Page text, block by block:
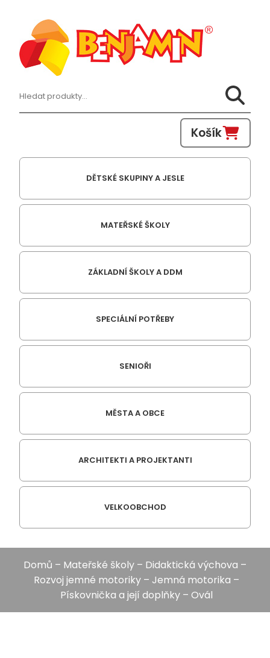
Hledat:
Košík
DĚTSKÉ SKUPINY A JESLE
MATEŘSKÉ ŠKOLY
ZÁKLADNÍ ŠKOLY A DDM
SPECIÁLNÍ POTŘEBY
SENIOŘI
MĚSTA A OBCE
ARCHITEKTI A PROJEKTANTI
VELKOOBCHOD
Domů – Mateřské školy – Didaktická výchova –
Rozvoj jemné motoriky– Jemná motorika –
Pískovnička a její doplňky– Ovál